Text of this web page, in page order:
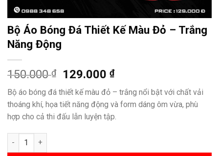
Bộ Áo Bóng Đá Thiết Kế Màu Đỏ – Trắng
Năng Động
150.000₫
Giá
gốc
là:
150.000 ₫.
129.000₫Giá
hiện
tại
là:
129.000 ₫.
Bộ áo bóng đá thiết kế màu đỏ – trắng nổi bật với chất vải
thoáng khí, họa tiết năng động và form dáng ôm vừa, phù
hợp cho cả thi đấu lẫn luyện tập.
Bộ Áo Bóng Đá Thiết Kế Màu Đỏ - Trắng Năng Động số lượng